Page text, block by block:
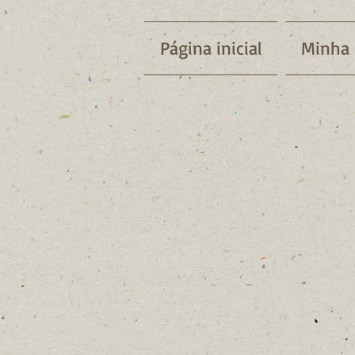
Página inicial Minha